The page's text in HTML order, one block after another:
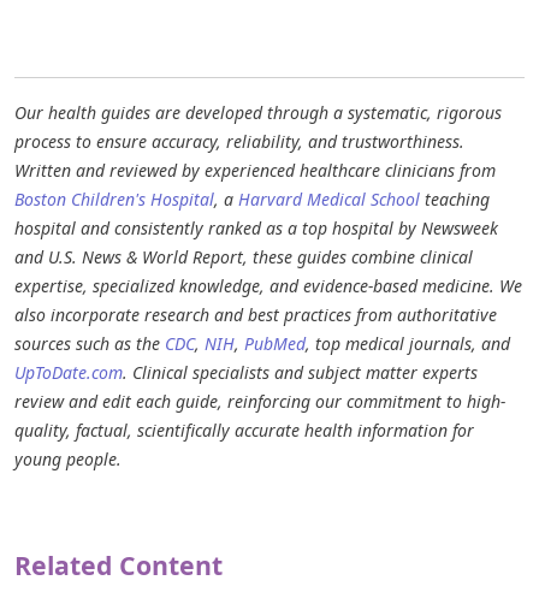
Our health guides are developed through a systematic, rigorous
process to ensure accuracy, reliability, and trustworthiness.
Written and reviewed by experienced healthcare clinicians from
Boston Children's Hospital, a Harvard Medical School teaching
hospital and consistently ranked as a top hospital by Newsweek
and U.S. News & World Report, these guides combine clinical
expertise, specialized knowledge, and evidence-based medicine. We
also incorporate research and best practices from authoritative
sources such as the CDC, NIH, PubMed, top medical journals, and
UpToDate.com. Clinical specialists and subject matter experts
review and edit each guide, reinforcing our commitment to high-
quality, factual, scientifically accurate health information for
young people.
Related Content